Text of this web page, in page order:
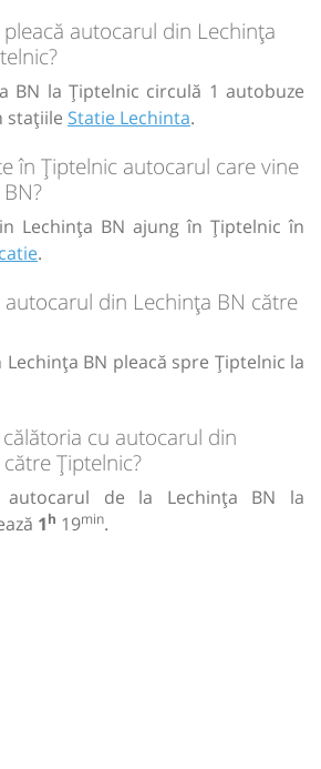
autocarul din Lechința
BN la Țiptelnic circulă 1 autobuze
stațiile Statie Lechinta.
în Țiptelnic autocarul care vine
Lechința BN ajung în Țiptelnic în
.
autocarul din Lechința BN către
BN pleacă spre Țiptelnic la
cu autocarul din
Țiptelnic?
autocarul de la Lechința BN la
1h 19min.